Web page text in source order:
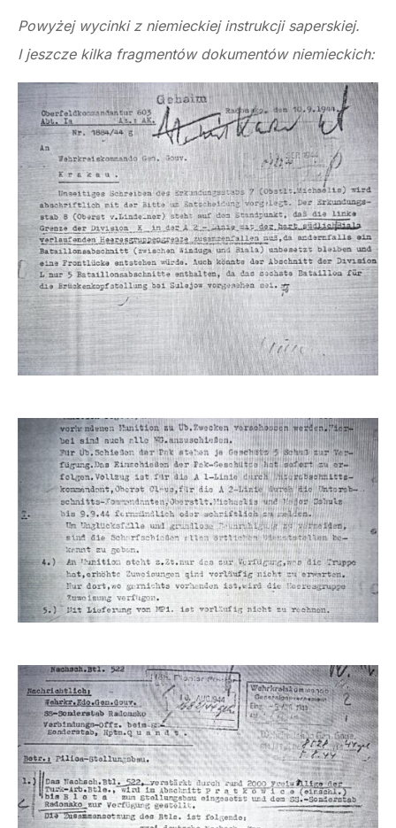
Powyżej wycinki z niemieckiej instrukcji saperskiej.
I jeszcze kilka fragmentów dokumentów niemieckich: